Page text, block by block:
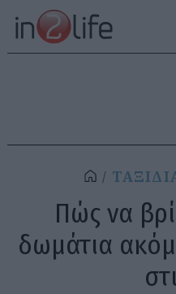
Πώς να
δωμάτια